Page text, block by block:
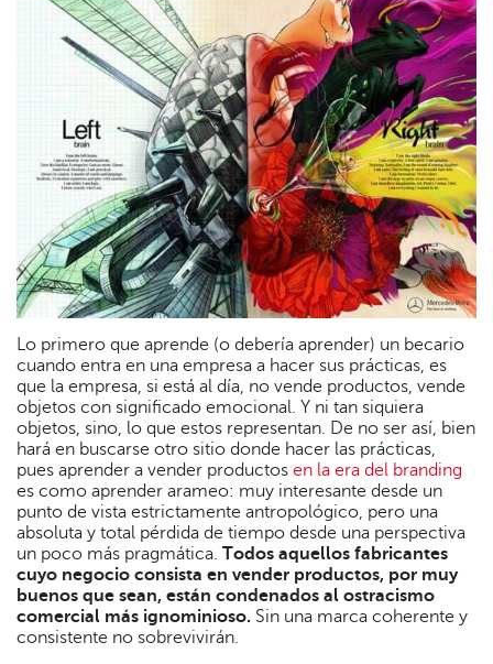
Lo primero que aprende (o debería aprender) un becario
cuando entra en una empresa a hacer sus prácticas, es
que la empresa, si está al día, no vende productos, vende
objetos con significado emocional. Y ni tan siquiera
objetos, sino, lo que estos representan. De no ser así, bien
hará en buscarse otro sitio donde hacer las prácticas,
pues aprender a vender productos en la era del branding
es como aprender arameo: muy interesante desde un
punto de vista estrictamente antropológico, pero una
absoluta y total pérdida de tiempo desde una perspectiva
un poco más pragmática. Todos aquellos fabricantes
cuyo negocio consista en vender productos, por muy
buenos que sean, están condenados al ostracismo
comercial más ignominioso. Sin una marca coherente y
consistente no sobrevivirán.